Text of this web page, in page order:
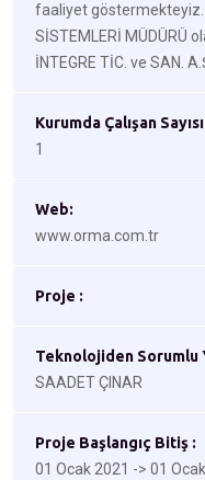
faaliyet göstermekteyiz.
SİSTEMLERİ MÜDÜRÜ
İNTEGRE TİC. ve SAN.
Kurumda Çalışan Sayısı
1
Web:
www.orma.com.tr
Proje :
Teknolojiden Sorumlu
SAADET ÇINAR
Proje Başlangıç Bitiş :
01 Ocak 2021 -> 01